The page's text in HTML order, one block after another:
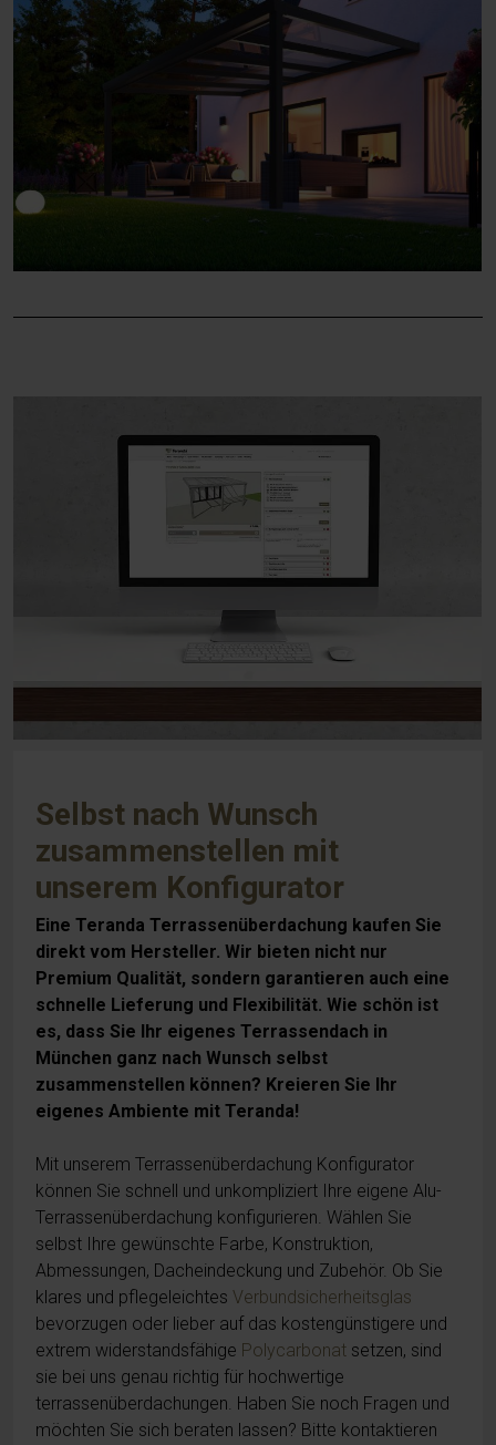
Selbst nach Wunsch
zusammenstellen mit
unserem Konfigurator
Eine Teranda Terrassenüberdachung kaufen Sie
direkt vom Hersteller. Wir bieten nicht nur
Premium Qualität, sondern garantieren auch eine
schnelle Lieferung und Flexibilität. Wie schön ist
es, dass Sie Ihr eigenes Terrassendach in
München ganz nach Wunsch selbst
zusammenstellen können? Kreieren Sie Ihr
eigenes Ambiente mit Teranda!
Mit unserem Terrassenüberdachung Konfigurator
können Sie schnell und unkompliziert Ihre eigene Alu-
Terrassenüberdachung konfigurieren. Wählen Sie
selbst Ihre gewünschte Farbe, Konstruktion,
Abmessungen, Dacheindeckung und Zubehör. Ob Sie
klares und pflegeleichtes Verbundsicherheitsglas
bevorzugen oder lieber auf das kostengünstigere und
extrem widerstandsfähige Polycarbonat setzen, sind
sie bei uns genau richtig für hochwertige
terrassenüberdachungen. Haben Sie noch Fragen und
möchten Sie sich beraten lassen? Bitte kontaktieren